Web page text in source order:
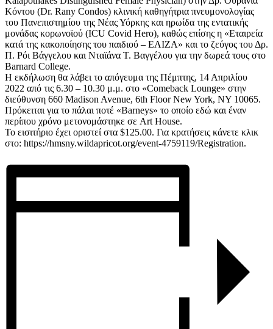
Κόντου (Dr. Rany Condos) κλινική καθηγήτρια πνευμονολογίας
του Πανεπιστημίου της Νέας Υόρκης και ηρωίδα της εντατικής
μονάδας κορωνοϊού (ICU Covid Hero), καθώς επίσης η «Εταιρεία
κατά της κακοποίησης του παιδιού – ΕΛΙΖΑ» και το ζεύγος του Δρ.
Π. Ρόι Βάγγελου και Νταϊάνα Τ. Βαγγέλου για την δωρεά τους στο
Barnard College.
H εκδήλωση θα λάβει το απόγευμα της Πέμπτης, 14 Απριλίου
2022 από τις 6.30 – 10.30 μ.μ. στο «Comeback Lounge» στην
διεύθυνση 660 Madison Avenue, 6th Floor New York, NY 10065.
Πρόκειται για το πάλαι ποτέ «Barneys» το οποίο εδώ και έναν
περίπου χρόνο μετονομάστηκε σε Art House.
Το εισιτήριο έχει οριστεί στα $125.00. Για κρατήσεις κάνετε κλικ
στο: https://hmsny.wildapricot.org/event-4759119/Registration.